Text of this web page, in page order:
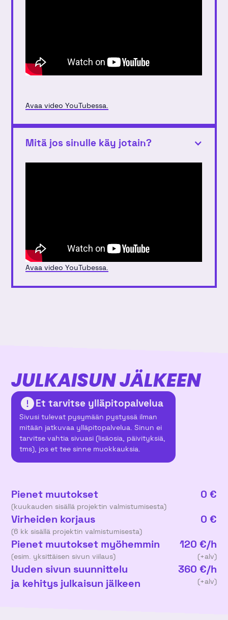
Avaa video YouTubessa.
Mitä jos sinulle käy jotain?
Avaa video YouTubessa.
JULKAISUN JÄLKEEN
Et tarvitse ylläpitopalvelua
Sivusi tulevat pysymään pystyssä ilman
mitään jatkuvaa ylläpitopalvelua. Sinun ei
tarvitse vahtia sivuasi (lisäosia, päivityksiä,
tms), jos et tee sinne muokkauksia.
Pienet muutokset
(kuukauden sisällä projektin valmistumisesta)
0 €
Virheiden korjaus
(6 kk sisällä projektin valmistumisesta)
0 €
Pienet muutokset myöhemmin
(esim. yksittäisen sivun viilaus)
120 €/h
(+alv)
Uuden sivun suunnittelu
ja kehitys julkaisun jälkeen
360 €/h
(+alv)